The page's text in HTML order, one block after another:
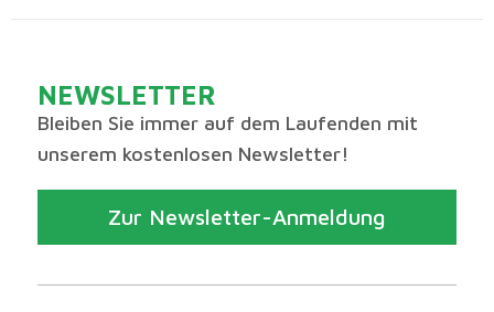
NEWSLETTER
Bleiben Sie immer auf dem Laufenden mit
unserem kostenlosen Newsletter!
Zur Newsletter-Anmeldung